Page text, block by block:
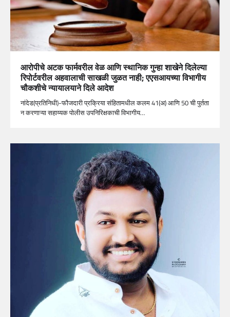
आरोपीचे अटक फार्मवरील वेळ आणि स्थानिक गुन्हा शाखेने दिलेल्या
रिपोर्टवरील अहवालाची साखळी जुळत नाही; एएसआयच्या विभागीय
चौकशीचे न्यायालयाने दिले आदेश
नांदेड(प्रतिनिधी)-फौजदारी प्रक्रिया संहितामधील कलम 41(अ) आणि 50 ची पुर्तता
न करणाऱ्या सहाय्यक पोलीस उपनिरिक्षकाची विभागीय…